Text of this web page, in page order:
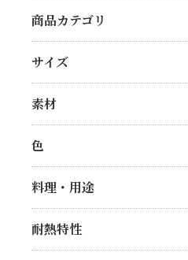
商品カテゴリ
サイズ
素材
色
料理・用途
耐熱特性